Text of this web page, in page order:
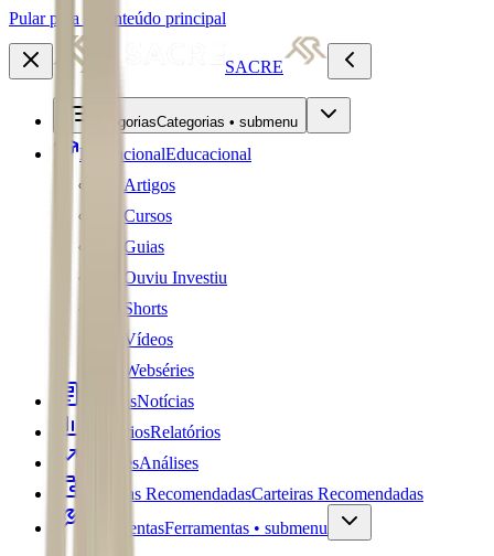
Pular para o conteúdo principal
SACRE
CategoriasCategorias • submenu
EducacionalEducacional
Artigos
Cursos
Guias
Ouviu Investiu
Shorts
Vídeos
Webséries
NotíciasNotícias
RelatóriosRelatórios
AnálisesAnálises
Carteiras RecomendadasCarteiras Recomendadas
FerramentasFerramentas • submenu